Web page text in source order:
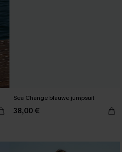
Sea Change blauwe jumpsuit
38,00 €